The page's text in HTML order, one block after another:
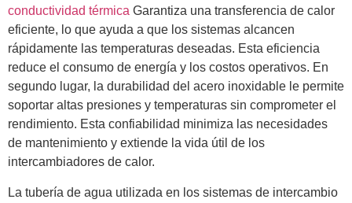
conductividad térmica Garantiza una transferencia de calor
eficiente, lo que ayuda a que los sistemas alcancen
rápidamente las temperaturas deseadas. Esta eficiencia
reduce el consumo de energía y los costos operativos. En
segundo lugar, la durabilidad del acero inoxidable le permite
soportar altas presiones y temperaturas sin comprometer el
rendimiento. Esta confiabilidad minimiza las necesidades
de mantenimiento y extiende la vida útil de los
intercambiadores de calor.
La tubería de agua utilizada en los sistemas de intercambio